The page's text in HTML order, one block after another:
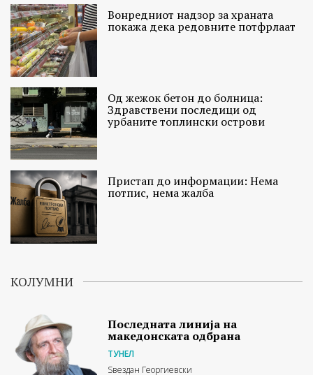
Вонредниот надзор за храната
покажа дека редовните потфрлаат
Од жежок бетон до болница:
Здравствени последици од
урбаните топлински острови
Пристап до информации: Нема
потпис, нема жалба
КОЛУМНИ
Последната линија на
македонската одбрана
ТУНЕЛ
Ѕвездан Георгиевски